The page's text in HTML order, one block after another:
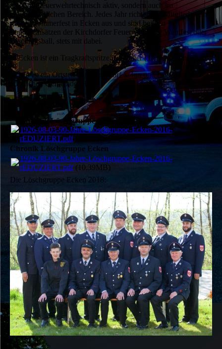
nicht nur feuerwehrtechnisch aktiv, sondern auch im
gesellschaftlichen Bereich. Jedes Jahr richten die Mitglieder ein
großes Sommerfest in Ecken aus und sind bei den
Sondereinsätzen der Kirchdorfer Feuerwehr, wie Weinfest oder
Faschingsball, stets mit dabei.
In Ecken ist ein Tragkraftspritzenanhänger (TSA) stationiert.
Ecken ist ein Ortsteil von Kirchdorf a. Inn und liegt im
nördlichen Gemeindegebiet.
Chronik Löschgruppe Ecken
1926-08-03-90-Jahre-Löschgruppe-Ecken-2016-
rEDUZIERT.pdf(10.39MB)
Chronik Löschgruppe Ecken
1926-08-03-90-Jahre-Löschgruppe-Ecken-2016-
rEDUZIERT.pdf(10.39MB)
Die Löschgruppe Ecken 2018: